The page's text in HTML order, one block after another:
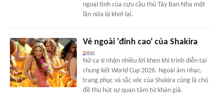
ngoại tình của cựu cầu thủ Tây Ban Nha một
lần nữa bị khơi lại.
Vẻ ngoài 'đỉnh cao' của Shakira
Nữ ca sĩ nhận nhiều lời khen khi trình diễn tại
chung kết World Cup 2026. Ngoài âm nhạc,
trang phục và sắc vóc của Shakira cũng là chủ
đề thu hút sự quan tâm từ khán giả.